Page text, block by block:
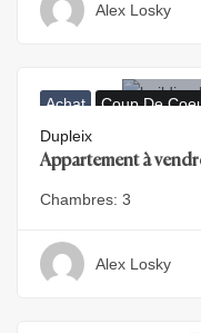
Alex Losky
Achat
Coup De
Dupleix
Appartement à
Chambres: 3
Alex Losky